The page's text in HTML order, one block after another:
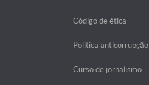
Código de ética
Politica anticorrupção
Curso de jornalismo